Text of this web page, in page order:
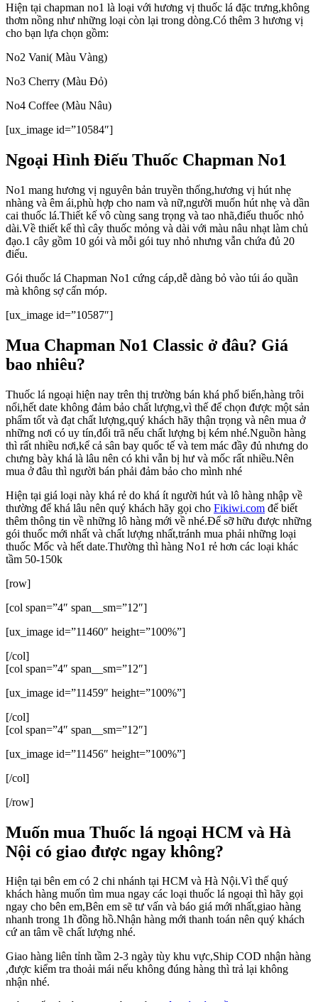
Hiện tại chapman no1 là loại với hương vị thuốc lá đặc trưng,không
thơm nồng như những loại còn lại trong dòng.Có thêm 3 hương vị
cho bạn lựa chọn gồm:
No2 Vani( Màu Vàng)
No3 Cherry (Màu Đỏ)
No4 Coffee (Màu Nâu)
[ux_image id=”10584″]
Ngoại Hình Điếu Thuốc Chapman No1
No1 mang hương vị nguyên bản truyền thống,hương vị hút nhẹ
nhàng và êm ái,phù hợp cho nam và nữ,người muốn hút nhẹ và dần
cai thuốc lá.Thiết kế vô cùng sang trọng và tao nhã,điếu thuốc nhỏ
dài.Về thiết kế thì cây thuốc mỏng và dài với màu nâu nhạt làm chủ
đạo.1 cây gồm 10 gói và mỗi gói tuy nhỏ nhưng vẫn chứa đủ 20
điếu.
Gói thuốc lá Chapman No1 cứng cáp,dễ dàng bỏ vào túi áo quần
mà không sợ cấn móp.
[ux_image id=”10587″]
Mua Chapman No1 Classic ở đâu? Giá
bao nhiêu?
Thuốc lá ngoại hiện nay trên thị trường bán khá phổ biến,hàng trôi
nổi,hết date không đảm bảo chất lượng,vì thế để chọn được một sản
phẩm tốt và đạt chất lượng,quý khách hãy thận trọng và nên mua ở
những nơi có uy tín,đổi trã nếu chất lượng bị kém nhé.Nguồn hàng
thì rất nhiều nơi,kể cả sân bay quốc tế và tem mác đầy đủ nhưng do
chưng bày khá là lâu nên có khi vẫn bị hư và mốc rất nhiều.Nên
mua ở đâu thì người bán phải đảm bảo cho mình nhé
Hiện tại giá loại này khá rẻ do khá ít người hút và lô hàng nhập về
thường để khá lâu nên quý khách hãy gọi cho Fikiwi.com để biết
thêm thông tin về những lô hàng mới về nhé.Để sỡ hữu được những
gói thuốc mới nhất và chất lượng nhất,tránh mua phải những loại
thuốc Mốc và hết date.Thường thì hàng No1 rẻ hơn các loại khác
tầm 50-150k
[row]
[col span=”4″ span__sm=”12″]
[ux_image id=”11460″ height=”100%”]
[/col]
[col span=”4″ span__sm=”12″]
[ux_image id=”11459″ height=”100%”]
[/col]
[col span=”4″ span__sm=”12″]
[ux_image id=”11456″ height=”100%”]
[/col]
[/row]
Muốn mua Thuốc lá ngoại HCM và Hà
Nội có giao được ngay không?
Hiện tại bên em có 2 chi nhánh tại HCM và Hà Nội.Vì thế quý
khách hàng muốn tìm mua ngay các loại thuốc lá ngoại thì hãy gọi
ngay cho bên em,Bên em sẽ tư vấn và báo giá mới nhất,giao hàng
nhanh trong 1h đồng hồ.Nhận hàng mới thanh toán nên quý khách
cứ an tâm về chất lượng nhé.
Giao hàng liên tỉnh tầm 2-3 ngày tùy khu vực,Ship COD nhận hàng
,được kiểm tra thoải mái nếu không đúng hàng thì trả lại không
nhận nhé.